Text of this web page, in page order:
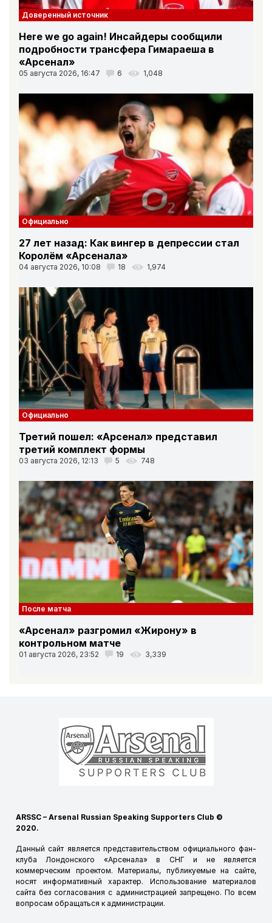
Доверенный источник
Here we go again! Инсайдеры сообщили
подробности трансфера Гимараеша в
«Арсенал»
05 августа 2026, 16:47 6 1,048
Официально
27 лет назад: Как вингер в депрессии стал
Королём «Арсенала»
04 августа 2026, 10:08 18 1,974
Официально
Третий пошел: «Арсенал» представил
третий комплект формы
03 августа 2026, 12:13 5 748
После матча
«Арсенал» разгромил «Жирону» в
контрольном матче
01 августа 2026, 23:52 19 3,339
ARSSC – Arsenal Russian Speaking Supporters Club ©
2020.
Данный сайт является представительством официального фан-
клуба Лондонского «Арсенала» в СНГ и не является
коммерческим проектом. Материалы, публикуемые на сайте,
носят информативный характер. Использование материалов
сайта без согласования с администрацией запрещено. По всем
вопросам обращаться к администрации.